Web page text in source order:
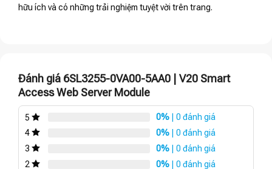
hữu ích và có những trải nghiệm tuyệt vời trên trang.
Đánh giá 6SL3255-0VA00-5AA0 | V20 Smart
Access Web Server Module
5 0% | 0 đánh giá
4
0% | 0 đánh giá
3
0% | 0 đánh giá
2
0% | 0 đánh giá